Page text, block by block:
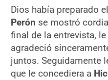
Dios había preparado
Perón se mostró
final de la entrevista,
agradeció
juntos. Seguidamente
que le concediera a